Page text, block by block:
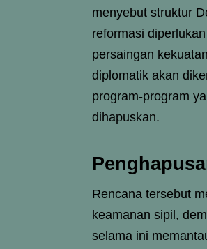
menyebut struktur
reformasi
persaingan
diplomatik akan
program-program
dihapuskan.
Rencana tersebut
keamanan sipil,
selama ini